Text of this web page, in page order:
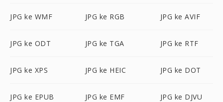
JPG ke WMF JPG ke RGB JPG ke AVIF
JPG ke ODT JPG ke TGA JPG ke RTF
JPG ke XPS JPG ke HEIC JPG ke DOT
JPG ke EPUB JPG ke EMF JPG ke DJVU